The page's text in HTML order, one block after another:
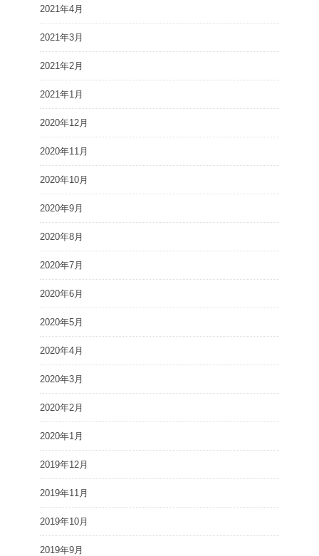
2021年4月
2021年3月
2021年2月
2021年1月
2020年12月
2020年11月
2020年10月
2020年9月
2020年8月
2020年7月
2020年6月
2020年5月
2020年4月
2020年3月
2020年2月
2020年1月
2019年12月
2019年11月
2019年10月
2019年9月